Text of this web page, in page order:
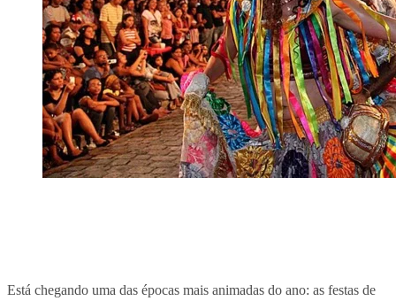
Está chegando uma das épocas mais animadas do ano: as festas de